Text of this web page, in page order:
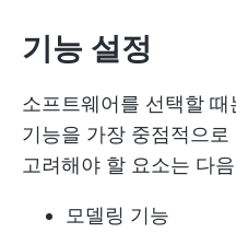
기능 설정
소프트웨어를 선택할
기능을 가장 중점적으
고려해야 할 요소는 다
모델링 기능